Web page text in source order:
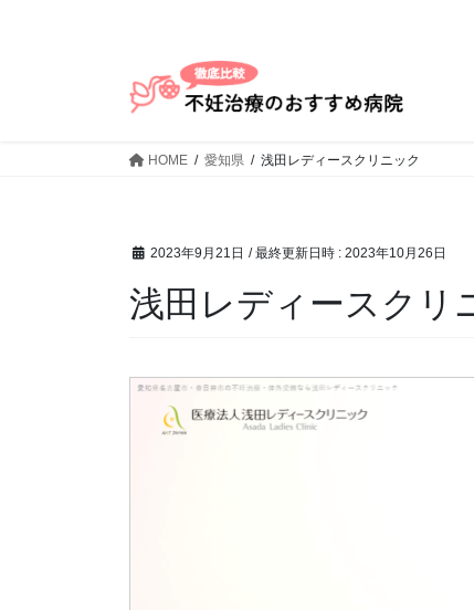
HOME 愛知県 浅田レディースクリニック
2023年9月21日 / 最終更新日時 : 2023年10月26日
浅田レディースクリ